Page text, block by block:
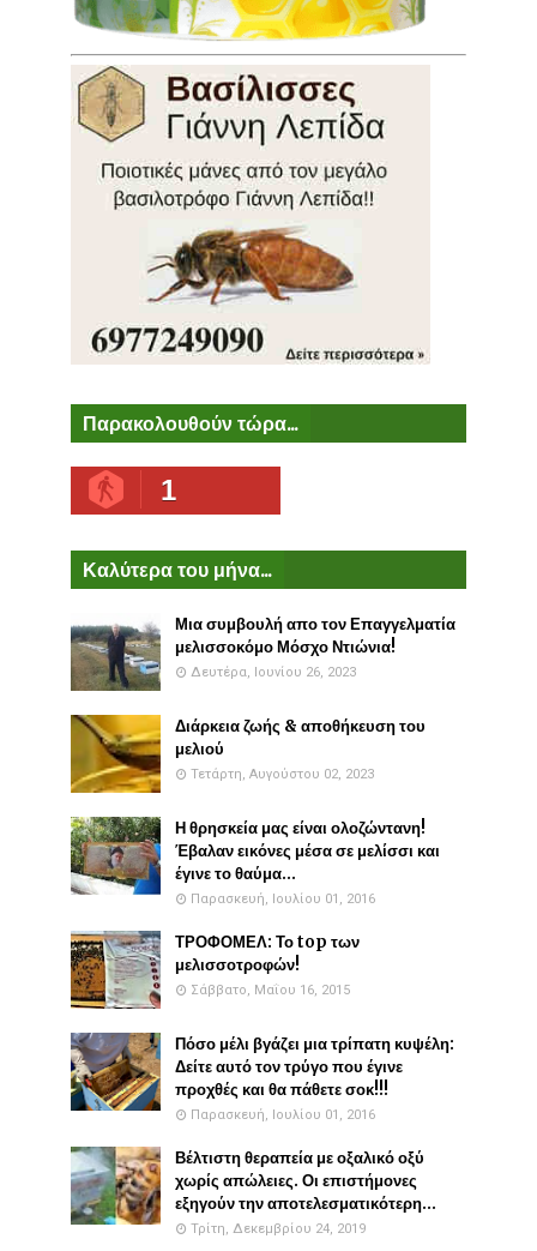
Παρακολουθούν τώρα...
1
Καλύτερα του μήνα...
Μια συμβουλή απο τον Επαγγελματία
μελισσοκόμο Μόσχο Ντιώνια!
Δευτέρα, Ιουνίου 26, 2023
Διάρκεια ζωής & αποθήκευση του
μελιού
Τετάρτη, Αυγούστου 02, 2023
Η θρησκεία μας είναι ολοζώντανη!
Έβαλαν εικόνες μέσα σε μελίσσι και
έγινε το θαύμα...
Παρασκευή, Ιουλίου 01, 2016
ΤΡΟΦΟΜΕΛ: Το top των
μελισσοτροφών!
Σάββατο, Μαΐου 16, 2015
Πόσο μέλι βγάζει μια τρίπατη κυψέλη:
Δείτε αυτό τον τρύγο που έγινε
προχθές και θα πάθετε σοκ!!!
Παρασκευή, Ιουλίου 01, 2016
Βέλτιστη θεραπεία με οξαλικό οξύ
χωρίς απώλειες. Οι επιστήμονες
εξηγούν την αποτελεσματικότερη...
Τρίτη, Δεκεμβρίου 24, 2019